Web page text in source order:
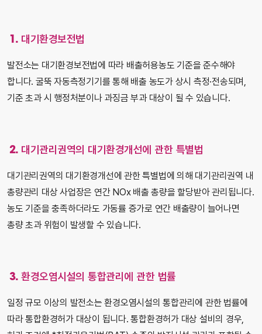
1. 대기환경보전법
발전소는 대기환경보전법에 따라 배출허용농도 기준을 준수해야
합니다. 굴뚝 자동측정기기를 통해 배출 농도가 상시 측정·전송되며,
기준 초과 시 행정처분이나 과징금 부과 대상이 될 수 있습니다.
2. 대기관리권역의 대기환경개선에 관한 특별법
대기관리권역의 대기환경개선에 관한 특별법에 의해 대기관리권역 내
총량관리 대상 사업장은 연간 NOx 배출 총량을 할당받아 관리됩니다.
농도 기준을 충족하더라도 가동률 증가로 연간 배출량이 늘어나면
총량 초과 위험이 발생할 수 있습니다.
3. 환경오염시설의 통합관리에 관한 법률
일정 규모 이상의 발전소는 환경오염시설의 통합관리에 관한 법률에
따라 통합환경허가 대상이 됩니다. 통합환경허가 대상 설비의 경우,